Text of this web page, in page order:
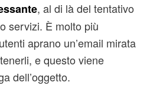
, al di là del tentativo
servizi. È molto più
aprano un’email mirata
e questo viene
dell’oggetto.